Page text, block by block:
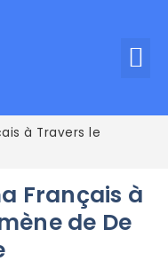
à Travers le
Français à
de De